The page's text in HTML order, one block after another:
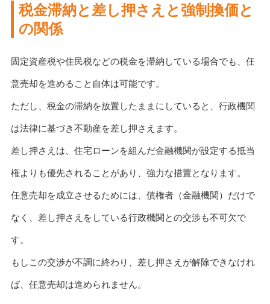
税金滞納と差し押さえと強制換価と
の関係
固定資産税や住民税などの税金を滞納している場合でも、任
意売却を進めること自体は可能です。
ただし、税金の滞納を放置したままにしていると、行政機関
は法律に基づき不動産を差し押さえます。
差し押さえは、住宅ローンを組んだ金融機関が設定する抵当
権よりも優先されることがあり、強力な措置となります。
任意売却を成立させるためには、債権者（金融機関）だけで
なく、差し押さえをしている行政機関との交渉も不可欠で
す。
もしこの交渉が不調に終わり、差し押さえが解除できなけれ
ば、任意売却は進められません。